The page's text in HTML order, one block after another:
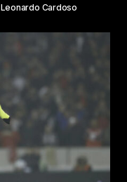
Leonardo Cardoso